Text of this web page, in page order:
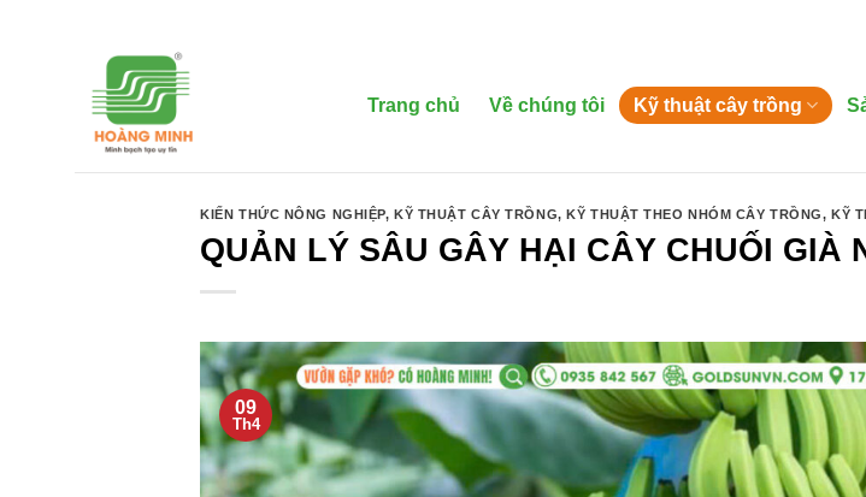
Trang chủ Về chúng tôi Kỹ thuật cây trồng
KIẾN THỨC NÔNG NGHIỆP,KỸ THUẬT CÂY TRỒNG,KỸ THUẬT THEO NHÓM CÂY TRỒNG,KỸ
QUẢN LÝ SÂU GÂY HẠI CÂY CHUỐI GIÀ
09
Th4